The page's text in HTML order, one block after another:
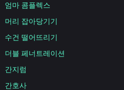
엄마 콤플렉스
머리 잡아당기기
수건 떨어뜨리기
더블 페너트레이션
간지럼
간호사